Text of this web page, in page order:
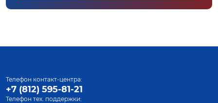
Телефон контакт-центра:
+7 (812) 595-81-21
Телефон тех. поддержки: